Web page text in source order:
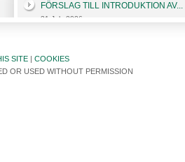
FÖRSLAG TILL INTRODUKTION AV...
31 July 2026
SITE | COOKIES
OR USED WITHOUT PERMISSION